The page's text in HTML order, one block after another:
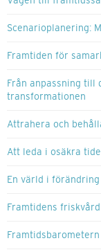
Scenarioplanering:
Framtiden för
Från anpassning till
transformationen
Attrahera och
Att leda i osäkra
En värld i
Framtidens